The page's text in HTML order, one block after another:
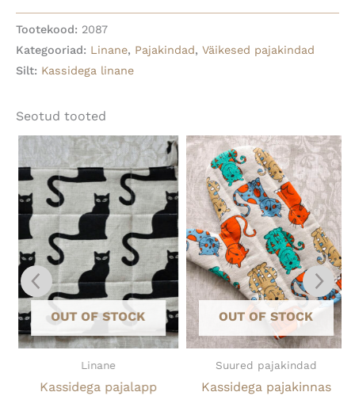
Tootekood: 2087
Kategooriad: Linane, Pajakindad, Väikesed pajakindad
Silt: Kassidega linane
Seotud tooted
OUT OF STOCK
Linane
Kassidega pajalapp
OUT OF STOCK
Suured pajakindad
Kassidega pajakinnas